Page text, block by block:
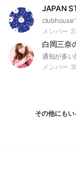
JAPAN
メンバー
白岡三奈
通知が多
メンバー
その他にも